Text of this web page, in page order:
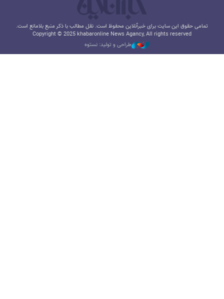
تمامی حقوق این سایت برای خبرآنلاین محفوظ است. نقل مطالب با ذکر منبع بلامانع است.
Copyright © 2025 khabaronline News Agancy, All rights reserved
طراحی و تولید: نستوه